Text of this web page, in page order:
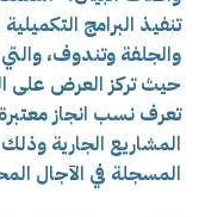
تنفيذ البرامج
والجلفة وتندوف،
حيث تركز العرض على
تعرف نسب انجاز
المشاريع الجارية
المسجلة في الآجال